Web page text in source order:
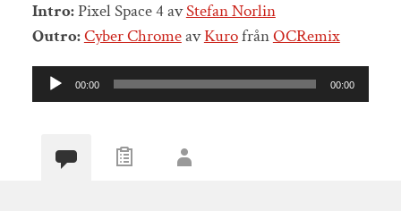
Intro:Pixel Space 4 avStefan Norlin
Outro:Cyber ChromeavKurofrånOCRemix
Ljudspelare
00:00 00:00